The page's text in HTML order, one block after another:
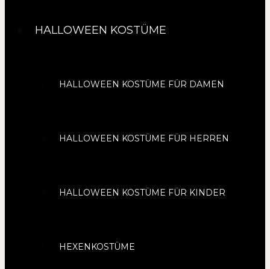
HALLOWEEN KOSTÜME
HALLOWEEN KOSTÜME FÜR DAMEN
HALLOWEEN KOSTÜME FÜR HERREN
HALLOWEEN KOSTÜME FÜR KINDER
HEXENKOSTÜME